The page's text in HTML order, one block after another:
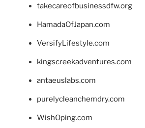
takecareofbusinessdfw.org
HamadaOfJapan.com
VersifyLifestyle.com
kingscreekadventures.com
antaeuslabs.com
purelycleanchemdry.com
WishOping.com